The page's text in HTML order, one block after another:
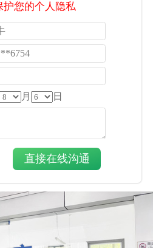
护您的个人隐私
月 日
直接在线沟通